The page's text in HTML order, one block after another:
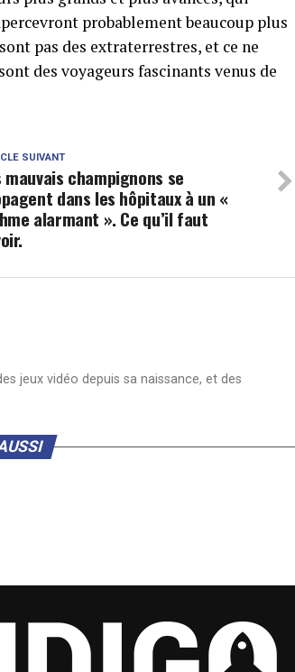
probablement beaucoup plus
pas des extraterrestres, et ce ne
des voyageurs fascinants venus de
SUIVANT
mauvais champignons se
dans les hôpitaux à un «
alarmant ». Ce qu’il faut
jeux vidéo depuis sa naissance, et des